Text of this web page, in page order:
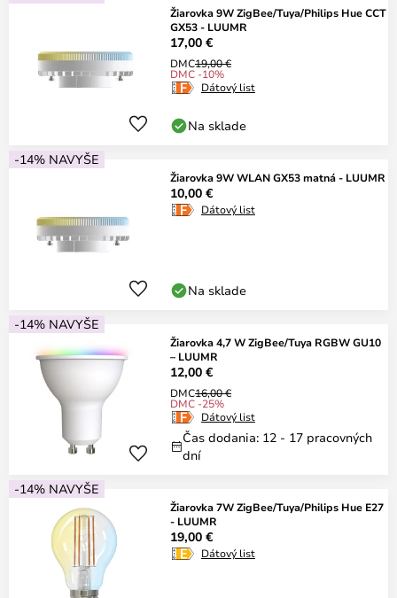
Žiarovka 9W ZigBee/Tuya/Philips Hue CCT
GX53 - LUUMR
17,00 €
DMC19,00 €
DMC -10%
Dátový list
Na sklade
-14% NAVYŠE
Žiarovka 9W WLAN GX53 matná - LUUMR
10,00 €
Dátový list
Na sklade
-14% NAVYŠE
Žiarovka 4,7 W ZigBee/Tuya RGBW GU10
– LUUMR
12,00 €
DMC16,00 €
DMC -25%
Dátový list
Čas dodania: 12 - 17 pracovných
dní
-14% NAVYŠE
Žiarovka 7W ZigBee/Tuya/Philips Hue E27
- LUUMR
19,00 €
Dátový list